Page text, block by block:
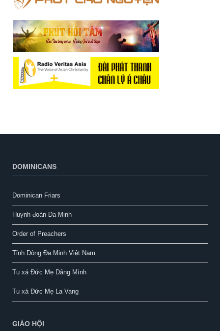
DOMINICANS
Dominican Friars
Huynh đoàn Đa Minh
Order of Preachers
Tỉnh Dòng Đa Minh Việt Nam
Tu xá Đức Mẹ Dâng Mình
Tu xá Đức Mẹ La Vang
GIÁO HỘI